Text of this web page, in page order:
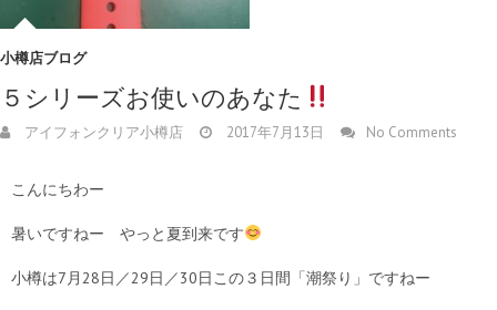
小樽店ブログ
５シリーズお使いのあなた
アイフォンクリア小樽店 2017年7月13日 No Comments
こんにちわー
暑いですねー やっと夏到来です
小樽は7月28日／29日／30日この３日間「潮祭り」ですねー